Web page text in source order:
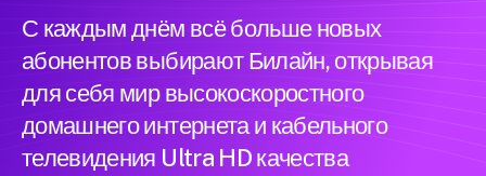
С каждым днём всё больше новых
абонентов выбирают Билайн, открывая
для себя мир высокоскоростного
домашнего интернета и кабельного
телевидения Ultra HD качества